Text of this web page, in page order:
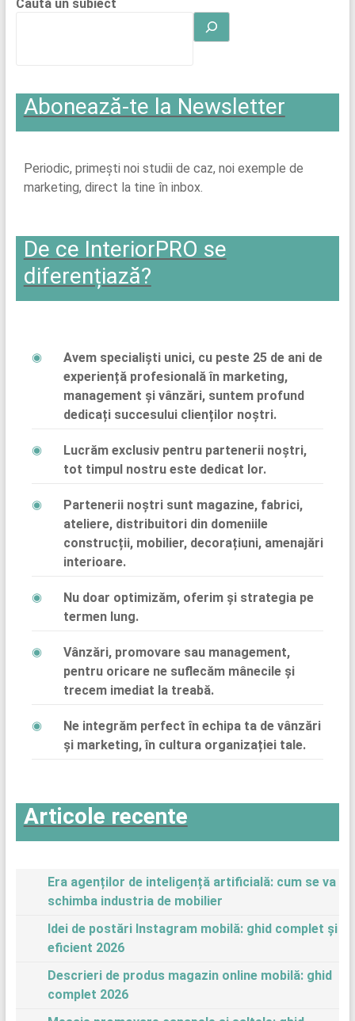
Caută un subiect
Abonează-te la Newsletter
Periodic, primești noi studii de caz, noi exemple de
marketing, direct la tine în inbox.
De ce InteriorPRO se
diferențiază?
Avem specialiști unici, cu peste 25 de ani de
experiență profesională în marketing,
management și vânzări, suntem profund
dedicați succesului clienților noștri.
Lucrăm exclusiv pentru partenerii noștri,
tot timpul nostru este dedicat lor.
Partenerii noștri sunt magazine, fabrici,
ateliere, distribuitori din domeniile
construcții, mobilier, decorațiuni, amenajări
interioare.
Nu doar optimizăm, oferim și strategia pe
termen lung.
Vânzări, promovare sau management,
pentru oricare ne suflecăm mânecile și
trecem imediat la treabă.
Ne integrăm perfect în echipa ta de vânzări
și marketing, în cultura organizației tale.
Articole recente
Era agenților de inteligență artificială: cum se va
schimba industria de mobilier
Idei de postări Instagram mobilă: ghid complet și
eficient 2026
Descrieri de produs magazin online mobilă: ghid
complet 2026